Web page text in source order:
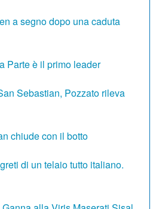
a segno dopo una caduta
Parte è il primo leader
Sebastian, Pozzato rileva
chiude con il botto
di un telaio tutto italiano.